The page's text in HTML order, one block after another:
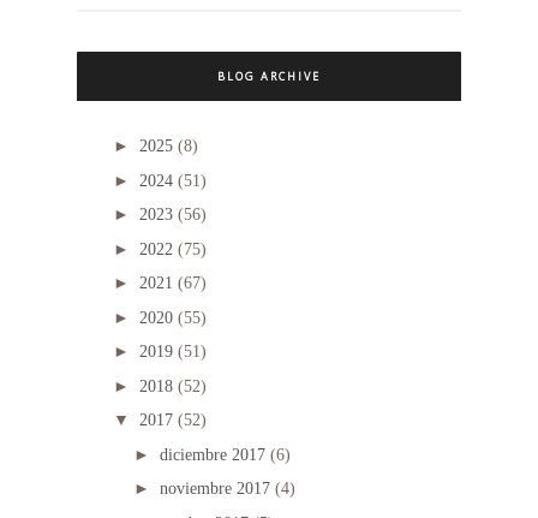
BLOG ARCHIVE
► 2025 (8)
► 2024 (51)
► 2023 (56)
► 2022 (75)
► 2021 (67)
► 2020 (55)
► 2019 (51)
► 2018 (52)
▼ 2017 (52)
► diciembre 2017 (6)
► noviembre 2017 (4)